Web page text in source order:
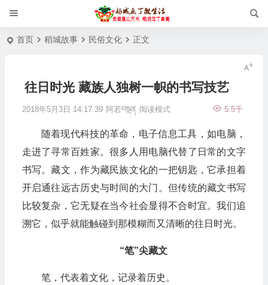
首页 稻城故事 民俗文化 正文
往日时光 藏族人独树一帜的书写技艺
2018年5月3日 14:17:39 阿若བསྡན 5.5千
阅读模式
随着现代科技的革命，电子信息工具，如电脑，
走进了寻常百姓家。很多人用电脑代替了日常的文字
书写。藏文，作为藏民族文化的一把钥匙，它承担着
开启通往远古历史与时间的大门。但传统的藏文书写
比较复杂，它无疑在当今社会显得不合时宜。我们追
溯它，似乎就能触碰到那模糊而又清晰的往日时光。
“笔”尖藏文
笔，代表着文化，记录着历史。